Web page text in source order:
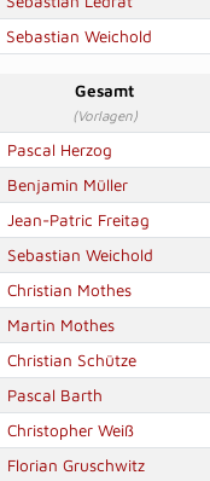
Sebastian Weichold
Gesamt
(Vorlagen)
Pascal Herzog
Benjamin Müller
Jean-Patric Freitag
Sebastian Weichold
Christian Mothes
Martin Mothes
Christian Schütze
Pascal Barth
Christopher Weiß
Florian Gruschwitz